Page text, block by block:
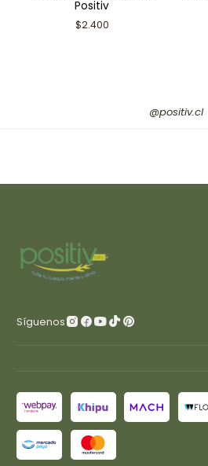
Positiv
$2.400
@positiv.cl
Síguenos